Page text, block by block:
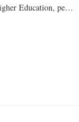
Education, pe…